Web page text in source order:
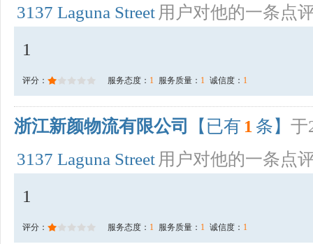
3137 Laguna Street 用户对他的一条点
1
评分： 服务态度： 1 服务质量： 1 诚信度： 1
浙江新颜物流有限公司 【已有 1 条】 于
3137 Laguna Street 用户对他的一条点
1
评分： 服务态度： 1 服务质量： 1 诚信度： 1